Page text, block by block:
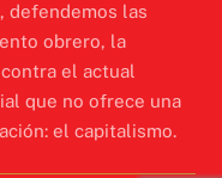
defendemos las
obrero, la
el actual
que no ofrece una
el capitalismo.